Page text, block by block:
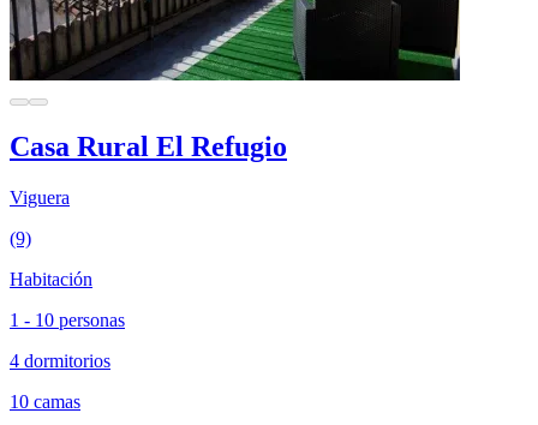
Casa Rural El Refugio
Viguera
(9)
Habitación
1 - 10 personas
4 dormitorios
10 camas